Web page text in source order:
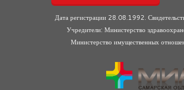
Дата регистрации 28.08.1992.
Учредители: Министерство
Министерство имущественных